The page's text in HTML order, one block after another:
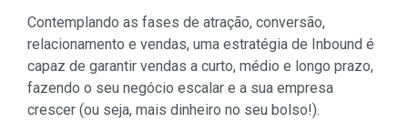
Contemplando as fases de atração, conversão,
relacionamento e vendas, uma estratégia de Inbound é
capaz de garantir vendas a curto, médio e longo prazo,
fazendo o seu negócio escalar e a sua empresa
crescer (ou seja, mais dinheiro no seu bolso!).